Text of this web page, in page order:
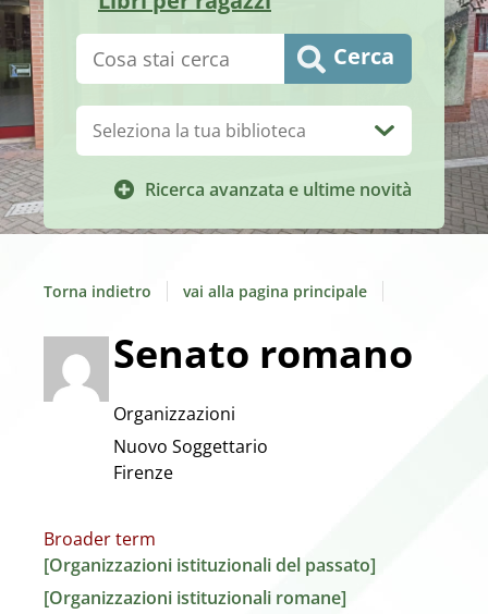
Cerca su "Catalogo" Cerca
Ricerca avanzata e ultime novità
Biblioteca:
Torna indietro vai alla pagina principale
Senato romano
Organizzazioni
Nuovo Soggettario
Firenze
Broader term
[Organizzazioni istituzionali del passato]
[Organizzazioni istituzionali romane]